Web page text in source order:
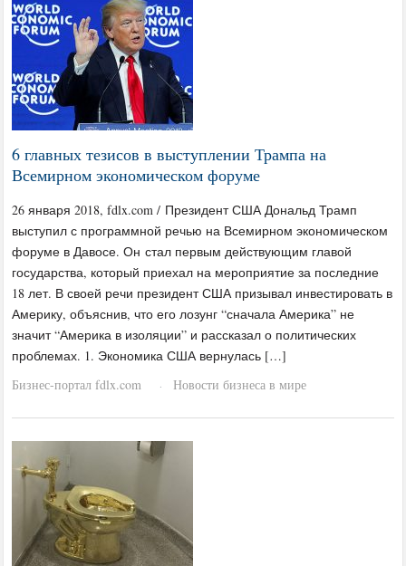
6 главных тезисов в выступлении Трампа на
Всемирном экономическом форуме
26 января 2018, fdlx.com / Президент США Дональд Трамп
выступил с программной речью на Всемирном экономическом
форуме в Давосе. Он стал первым действующим главой
государства, который приехал на мероприятие за последние
18 лет. В своей речи президент США призывал инвестировать в
Америку, объяснив, что его лозунг “сначала Америка” не
значит “Америка в изоляции” и рассказал о политических
проблемах. 1. Экономика США вернулась […]
Бизнес-портал fdlx.com
· Новости бизнеса в мире